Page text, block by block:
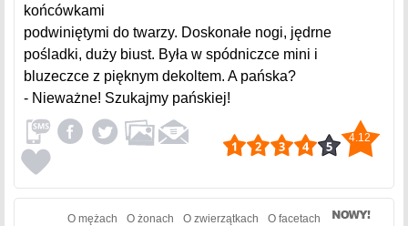
końcówkami
podwiniętymi do twarzy. Doskonałe nogi, jędrne
pośladki, duży biust. Była w spódniczce mini i
bluzeczce z pięknym dekoltem. A pańska?
- Nieważne! Szukajmy pańskiej!
4.12
O mężach O żonach O zwierzątkach O facetach